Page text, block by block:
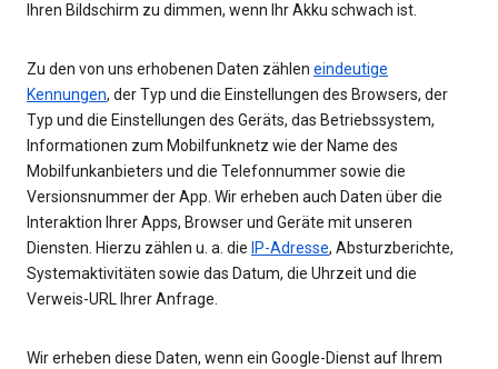
Ihren Bildschirm zu dimmen, wenn Ihr Akku schwach ist.
Zu den von uns erhobenen Daten zählen eindeutige
Kennungen, der Typ und die Einstellungen des Browsers, der
Typ und die Einstellungen des Geräts, das Betriebssystem,
Informationen zum Mobilfunknetz wie der Name des
Mobilfunkanbieters und die Telefonnummer sowie die
Versionsnummer der App. Wir erheben auch Daten über die
Interaktion Ihrer Apps, Browser und Geräte mit unseren
Diensten. Hierzu zählen u. a. die IP-Adresse, Absturzberichte,
Systemaktivitäten sowie das Datum, die Uhrzeit und die
Verweis-URL Ihrer Anfrage.
Wir erheben diese Daten, wenn ein Google-Dienst auf Ihrem